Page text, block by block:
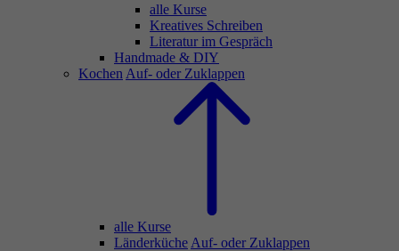
alle Kurse
Kreatives Schreiben
Literatur im Gespräch
Handmade & DIY
Kochen Auf- oder Zuklappen
alle Kurse
Länderküche Auf- oder Zuklappen